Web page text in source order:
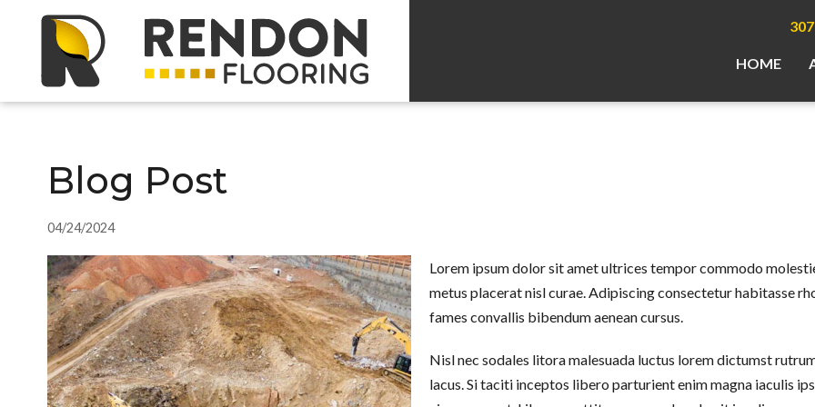
HOME
Blog Post
04/24/2024
Lorem ipsum dolor sit amet ultrices tempor commodo
metus placerat nisl curae. Adipiscing consectetur habitasse
fames convallis bibendum aenean cursus.
Nisl nec sodales litora malesuada luctus lorem dictumst
lacus. Si taciti inceptos libero parturient enim magna iaculis